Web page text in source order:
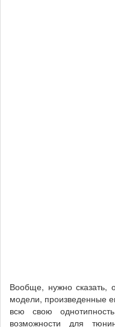
Вообще, нужно сказать,
модели, произведенные
всю свою
возможности для